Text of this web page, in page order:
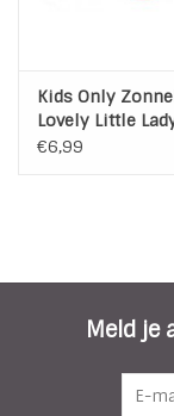
Kids Only
Lovely Little
€6,99
Meld je